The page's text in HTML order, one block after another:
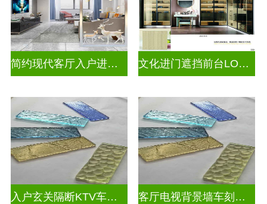
简约现代客厅入户进门遮挡玻璃背景墙 文化进门遮挡前台LOGO玻璃背景墙
入户玄关隔断KTV车刻玻璃 客厅电视背景墙车刻玻璃